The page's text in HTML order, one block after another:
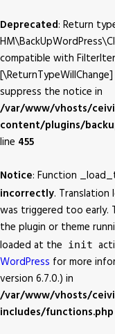
Deprecated: Return
compatible with
suppress the notice in
/var/www/vhosts/
content/plugins/
line 455
Notice: Function
incorrectly.
was triggered too early.
the plugin or theme
loaded at the init
WordPress for more
version 6.7.0.) in
/var/www/vhosts/
includes/functions.php